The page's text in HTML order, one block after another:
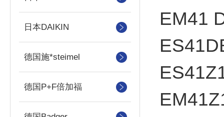
日本DAIKIN
德国施*steimel
德国P+F倍加福
EM41